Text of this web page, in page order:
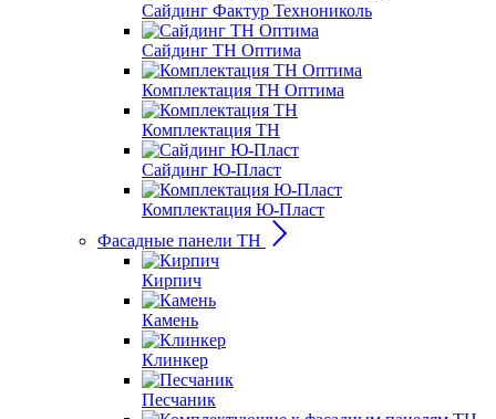
Сайдинг Фактур Технониколь
Сайдинг ТН Оптима
Комплектация ТН Оптима
Комплектация ТН
Сайдинг Ю-Пласт
Комплектация Ю-Пласт
Фасадные панели ТН
Кирпич
Камень
Клинкер
Песчаник